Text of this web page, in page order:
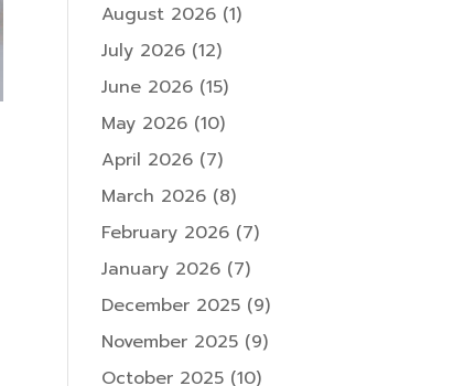
August 2026 (1)
July 2026 (12)
June 2026 (15)
May 2026 (10)
April 2026 (7)
March 2026 (8)
February 2026 (7)
January 2026 (7)
December 2025 (9)
November 2025 (9)
October 2025 (10)